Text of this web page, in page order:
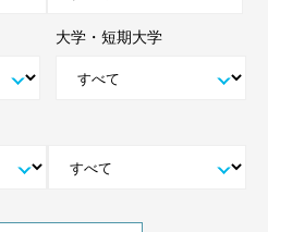
大学・短期大学